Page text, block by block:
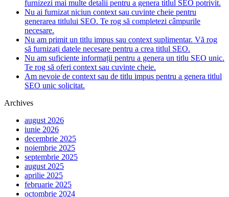
furnizezi mai multe detalii pentru a genera titlul SEO potrivit.
Nu ai furnizat niciun context sau cuvinte cheie pentru
generarea titlului SEO. Te rog să completezi câmpurile
necesare.
Nu am primit un titlu impus sau context suplimentar. Vă rog
să furnizați datele necesare pentru a crea titlul SEO.
Nu am suficiente informații pentru a genera un titlu SEO unic.
Te rog să oferi context sau cuvinte cheie.
Am nevoie de context sau de titlu impus pentru a genera titlul
SEO unic solicitat.
Archives
august 2026
iunie 2026
decembrie 2025
noiembrie 2025
septembrie 2025
august 2025
aprilie 2025
februarie 2025
octombrie 2024